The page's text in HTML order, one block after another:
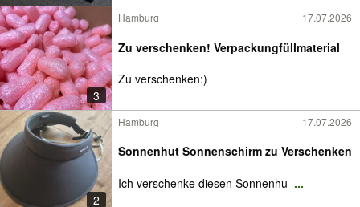
3
Hamburg 17.07.2026
Zu verschenken! Verpackungfüllmaterial
Zu verschenken:)
2
Hamburg 17.07.2026
Sonnenhut Sonnenschirm zu Verschenken
Ich verschenke diesen Sonnenhu ...